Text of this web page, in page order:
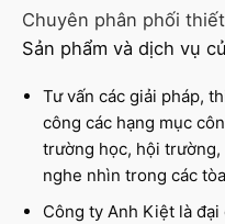
Chuyên phân phối
Sản phẩm và dịch vụ
Tư vấn các giải pháp,
công các hạng mục
trường học, hội
nghe nhìn trong các
Công ty Anh Kiệt là